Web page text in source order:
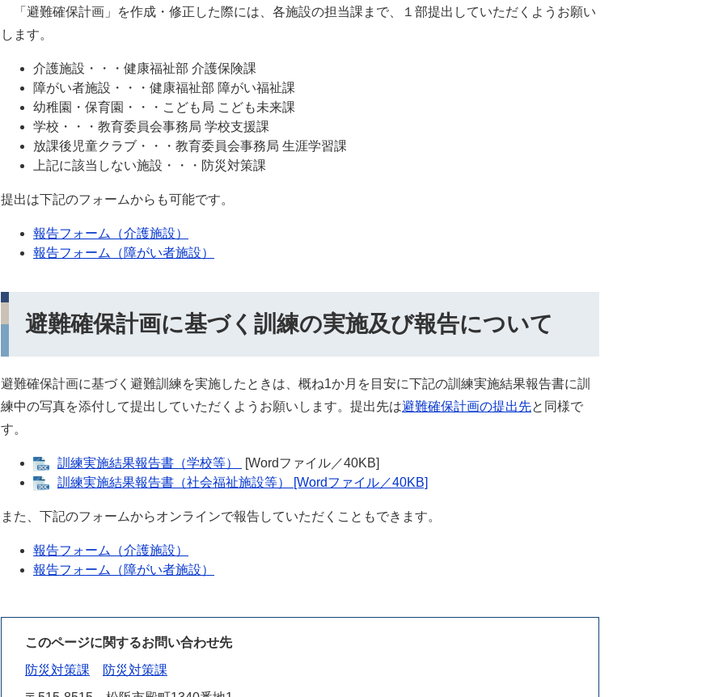
「避難確保計画」を作成・修正した際には、各施設の担当課まで、１部提出していただくようお願い
します。
介護施設・・・健康福祉部 介護保険課
障がい者施設・・・健康福祉部 障がい福祉課
幼稚園・保育園・・・こども局 こども未来課
学校・・・教育委員会事務局 学校支援課
放課後児童クラブ・・・教育委員会事務局 生涯学習課
上記に該当しない施設・・・防災対策課
提出は下記のフォームからも可能です。
報告フォーム（介護施設）
報告フォーム（障がい者施設）
避難確保計画に基づく訓練の実施及び報告について
避難確保計画に基づく避難訓練を実施したときは、概ね1か月を目安に下記の訓練実施結果報告書に訓
練中の写真を添付して提出していただくようお願いします。提出先は避難確保計画の提出先と同様で
す。
訓練実施結果報告書（学校等）
[Wordファイル／40KB]
訓練実施結果報告書（社会福祉施設等） [Wordファイル／40KB]
また、下記のフォームからオンラインで報告していただくこともできます。
報告フォーム（介護施設）
報告フォーム（障がい者施設）
このページに関するお問い合わせ先
防災対策課
防災対策課